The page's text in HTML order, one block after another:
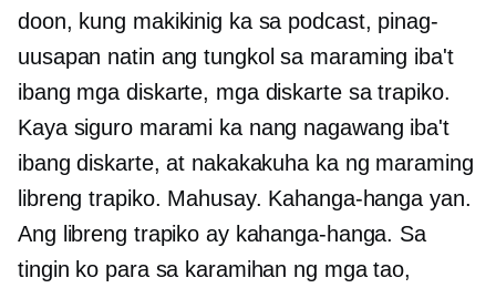
doon, kung makikinig ka sa podcast, pinag-
uusapan natin ang tungkol sa maraming iba't
ibang mga diskarte, mga diskarte sa trapiko.
Kaya siguro marami ka nang nagawang iba't
ibang diskarte, at nakakakuha ka ng maraming
libreng trapiko. Mahusay. Kahanga-hanga yan.
Ang libreng trapiko ay kahanga-hanga. Sa
tingin ko para sa karamihan ng mga tao,